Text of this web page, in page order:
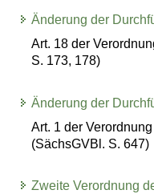
Änderung der
Art. 18 der
S. 173, 178)
Änderung der
Art. 1 der
(SächsGVBl. S. 647)
Zweite Verordnung